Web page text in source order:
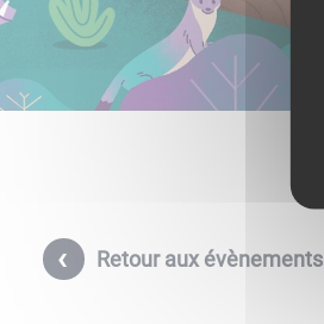
Retour aux évènements